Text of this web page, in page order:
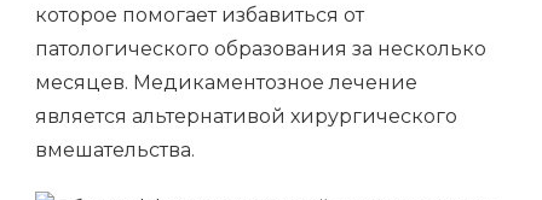
РАССАСЫВАЮЩИМ
ЭФФЕКТОМ
которое помогает избавиться от
патологического образования за несколько
месяцев. Медикаментозное лечение
является альтернативой хирургического
вмешательства.